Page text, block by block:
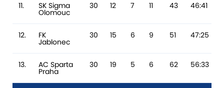
11. SK Sigma
Olomouc
30 12 7 11 43 46:41
12. FK
Jablonec
30 15 6 9 51 47:25
13. AC Sparta
Praha
30 19 5 6 62 56:33